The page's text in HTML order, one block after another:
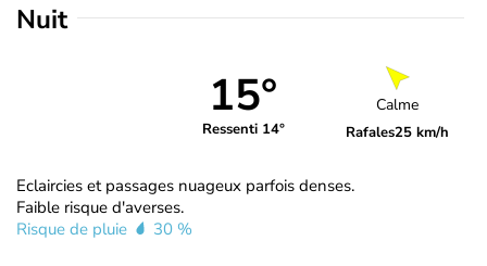
Nuit
15°
Ressenti 14°
Calme
Rafales25 km/h
Eclaircies et passages nuageux parfois denses.
Faible risque d'averses.
Risque de pluie
30 %